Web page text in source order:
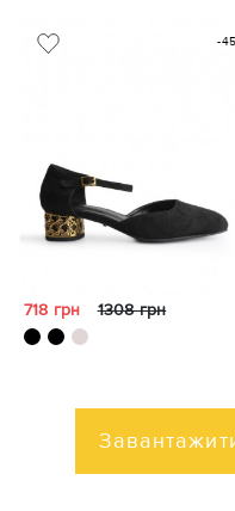
-
718 грн 1308 грн